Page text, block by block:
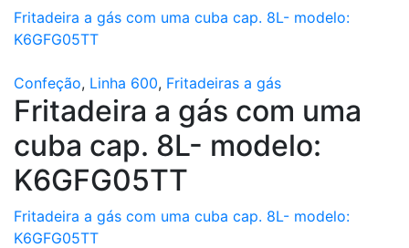
Fritadeira a gás com uma cuba cap. 8L- modelo:
K6GFG05TT
Confeção, Linha 600, Fritadeiras a gás
Fritadeira a gás com uma
cuba cap. 8L- modelo:
K6GFG05TT
Fritadeira a gás com uma cuba cap. 8L- modelo:
K6GFG05TT